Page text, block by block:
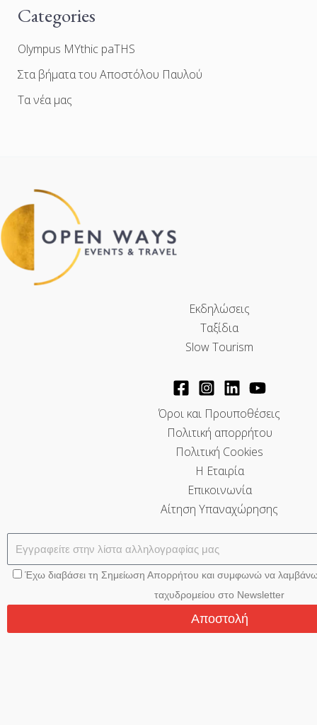
Categories
Olympus MYthic paTHS
Στα βήματα του Αποστόλου Παυλού
Τα νέα μας
Εκδηλώσεις
Ταξίδια
Slow Tourism
Όροι και Προυποθέσεις
Πολιτική απορρήτου
Πολιτική Cookies
Η Εταιρία
Επικοινωνία
Αίτηση Υπαναχώρησης
Έχω διαβάσει τη Σημείωση Απορρήτου και συμφωνώ να λαμβάνω
ταχυδρομείου στο Newsletter
Αποστολή